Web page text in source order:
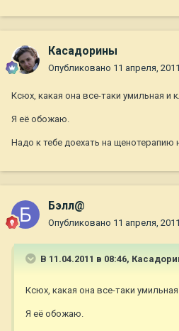
Касадорины
Опубликовано 11 апреля, 2011
Ксюх, какая она все-таки умильная и
Я её обожаю.
Надо к тебе доехать на щенотерапию
Бэлл@
Опубликовано 11 апреля, 2011
В 11.04.2011 в 08:46,
Ксюх, какая она все-таки
Я её обожаю.